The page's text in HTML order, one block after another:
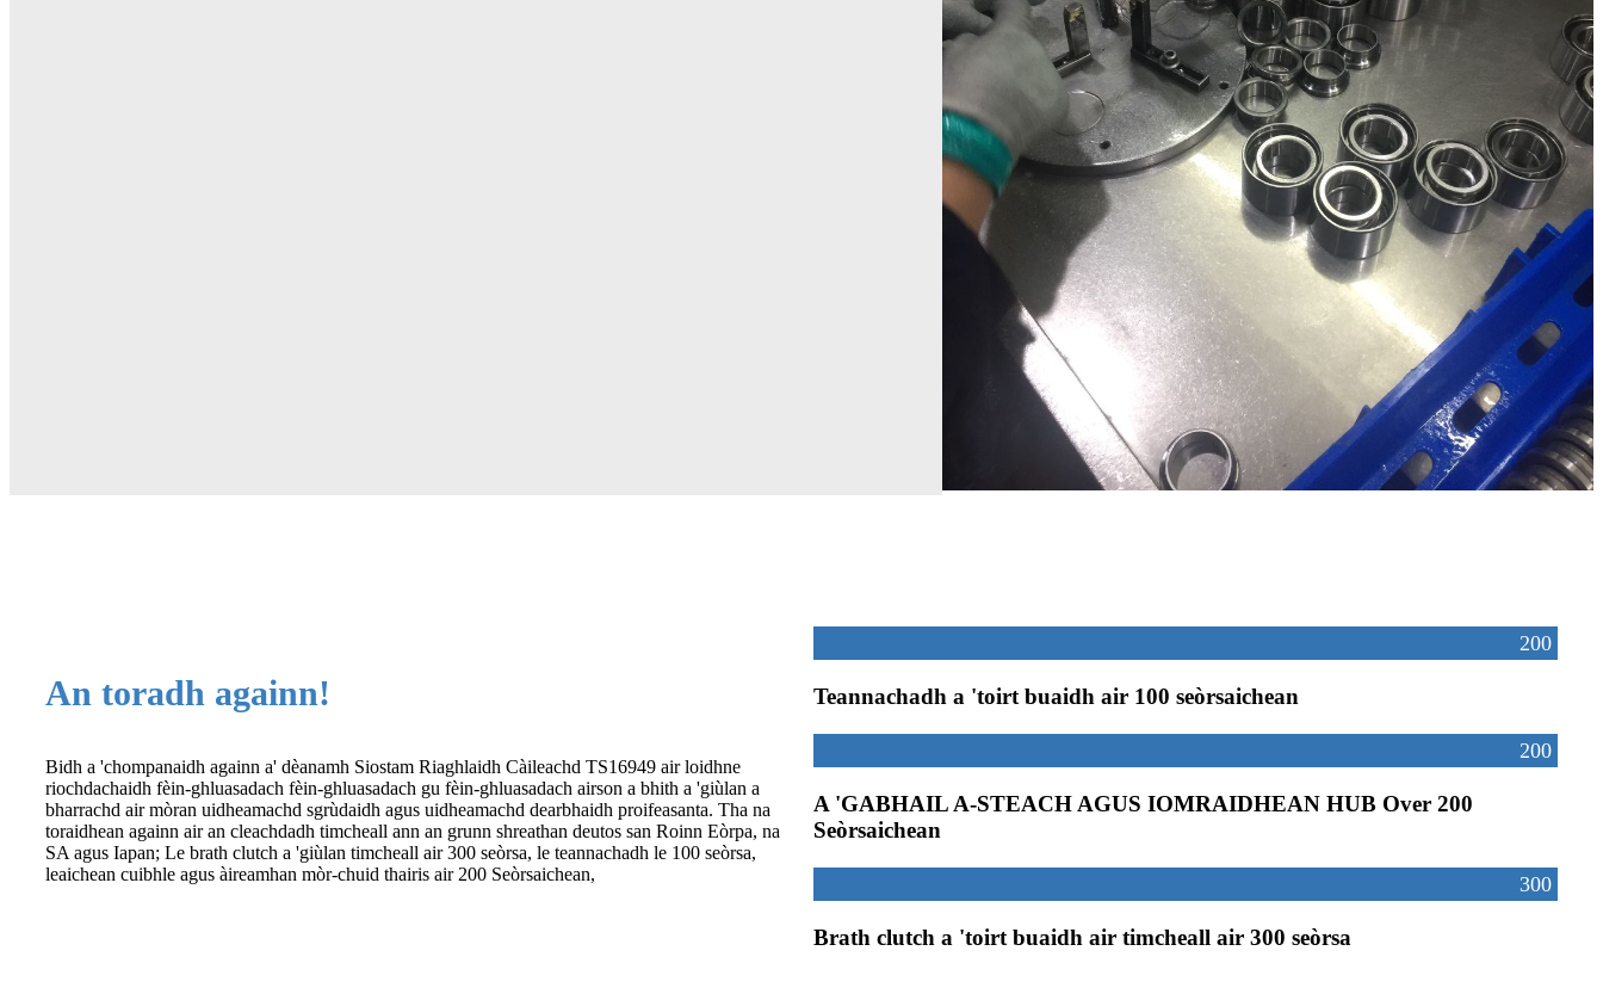
An toradh againn!
Bidh a 'chompanaidh againn a' dèanamh Siostam Riaghlaidh Càileachd TS16949 air loidhne
riochdachaidh fèin-ghluasadach fèin-ghluasadach gu fèin-ghluasadach airson a bhith a 'giùlan a
bharrachd air mòran uidheamachd sgrùdaidh agus uidheamachd dearbhaidh proifeasanta. Tha na
toraidhean againn air an cleachdadh timcheall ann an grunn shreathan deutos san Roinn Eòrpa, na
SA agus Iapan; Le brath clutch a 'giùlan timcheall air 300 seòrsa, le teannachadh le 100 seòrsa,
leaichean cuibhle agus àireamhan mòr-chuid thairis air 200 Seòrsaichean,
200
Teannachadh a 'toirt buaidh air 100 seòrsaichean
200
A 'GABHAIL A-STEACH AGUS IOMRAIDHEAN HUB Over 200
Seòrsaichean
300
Brath clutch a 'toirt buaidh air timcheall air 300 seòrsa